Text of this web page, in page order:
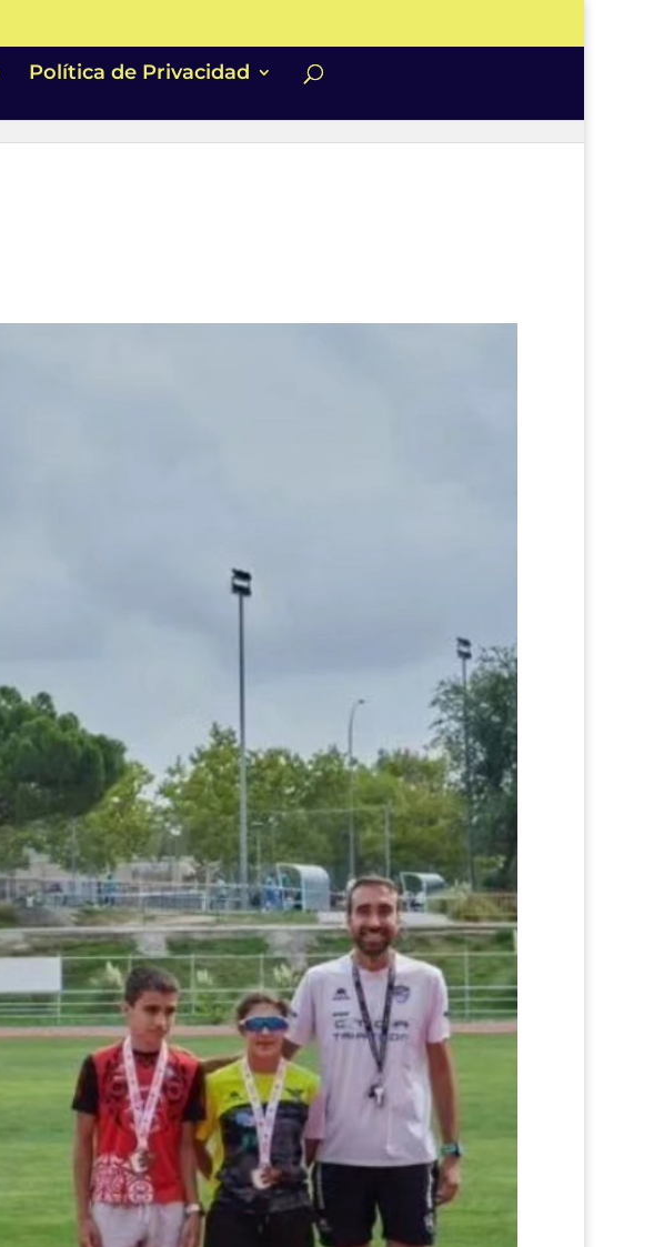
Política de Privacidad